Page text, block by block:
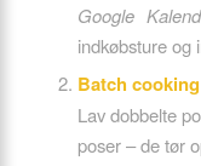
Google
indkøbsture og
Batch cooking
Lav dobbelte
poser – de tør